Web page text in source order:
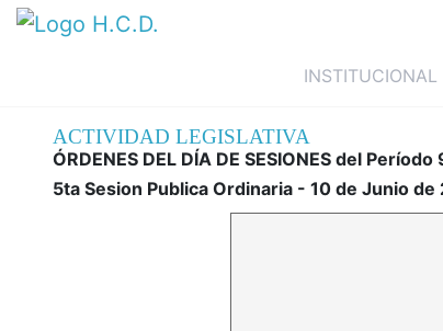
INSTITUCIONAL
ACTIVIDAD LEGISLATIVA
ÓRDENES DEL DÍA DE SESIONES del Período
5ta Sesion Publica Ordinaria - 10 de Junio de